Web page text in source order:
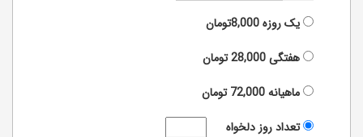
یک روزه8,000تومان
هفتگی28,000تومان
ماهیانه72,000تومان
تعداد روز دلخواه